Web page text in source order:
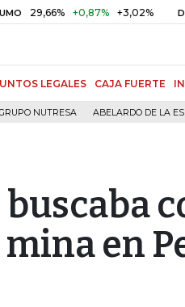
+0,87% +3,02% DTF
LEGALES CAJA FUERTE
NUTRESA ABELARDO DE LA
buscaba
en